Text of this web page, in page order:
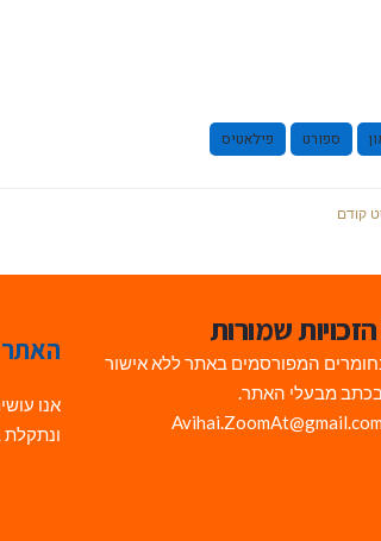
ספורט פילאטיס
קודם
שמורות
המפורסמים באתר ללא אישור
מבעלי האתר.
האתר
אנו
ונתקלת